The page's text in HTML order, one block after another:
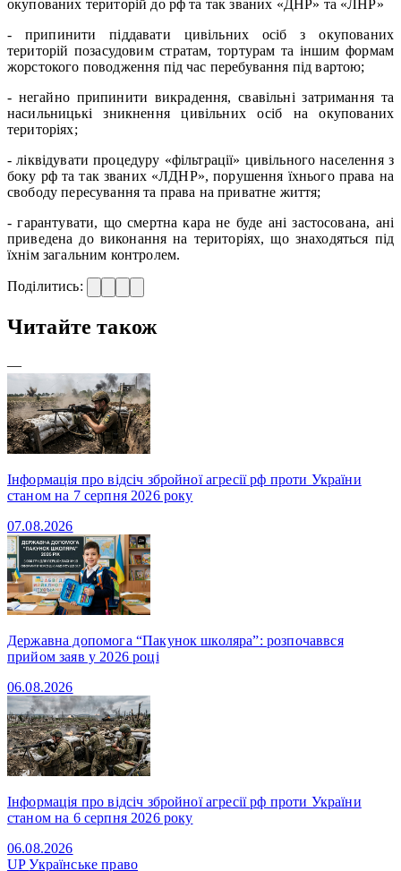
окупованих територій до рф та так званих «ДНР» та «ЛНР»
- припинити піддавати цивільних осіб з окупованих
територій позасудовим стратам, тортурам та іншим формам
жорстокого поводження під час перебування під вартою;
- негайно припинити викрадення, свавільні затримання та
насильницькі зникнення цивільних осіб на окупованих
територіях;
- ліквідувати процедуру «фільтрації» цивільного населення з
боку рф та так званих «ЛДНР», порушення їхнього права на
свободу пересування та права на приватне життя;
- гарантувати, що смертна кара не буде ані застосована, ані
приведена до виконання на територіях, що знаходяться під
їхнім загальним контролем.
Поділитись:
Читайте також
—
Інформація про відсіч збройної агресії рф проти України
станом на 7 серпня 2026 року
07.08.2026
Державна допомога “Пакунок школяра”: розпочаввся
прийом заяв у 2026 році
06.08.2026
Інформація про відсіч збройної агресії рф проти України
станом на 6 серпня 2026 року
06.08.2026
UPУкраїнське право